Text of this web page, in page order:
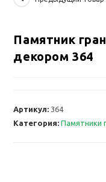
Памятник
декором 364
Артикул: 364
Категория:Памятники